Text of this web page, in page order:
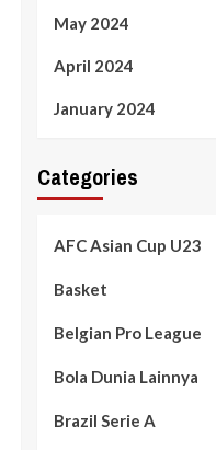
May 2024
April 2024
January 2024
Categories
AFC Asian Cup U23
Basket
Belgian Pro League
Bola Dunia Lainnya
Brazil Serie A